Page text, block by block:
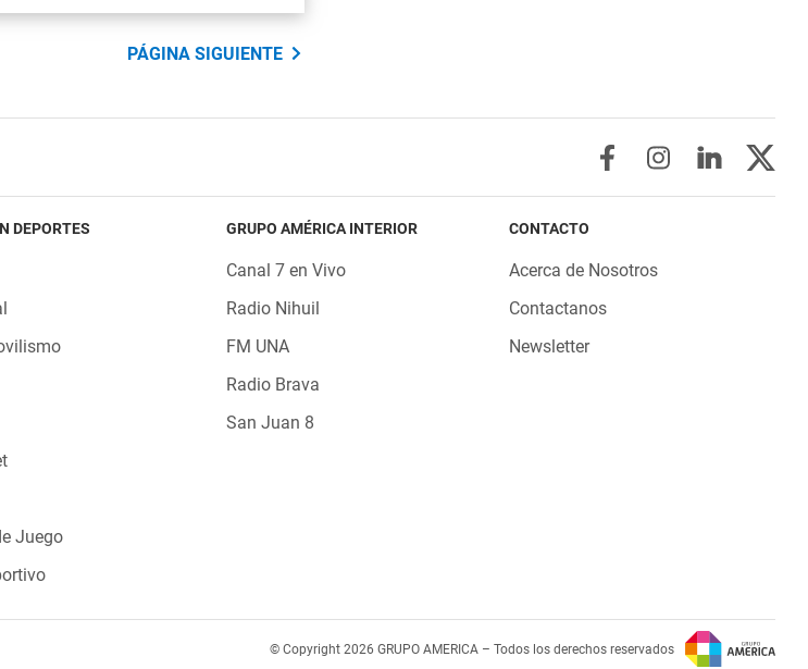
PÁGINA SIGUIENTE
DEPORTES
Juego
GRUPO AMÉRICA INTERIOR
Canal 7 en Vivo
Radio Nihuil
FM UNA
Radio Brava
San Juan 8
CONTACTO
Acerca de Nosotros
Contactanos
Newsletter
© Copyright 2026 GRUPO AMERICA – Todos los derechos reservados